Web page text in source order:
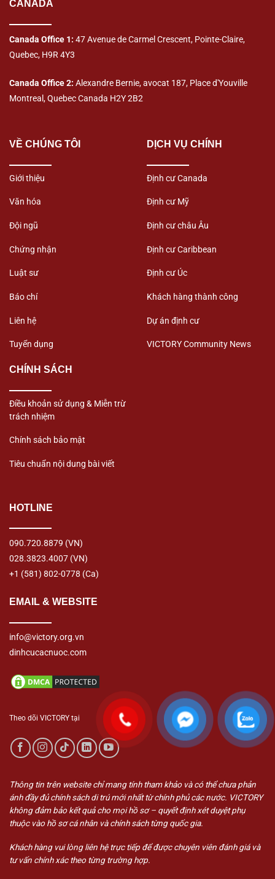
CANADA
Canada Office 1: 47 Avenue de Carmel Crescent, Pointe-Claire,
Quebec, H9R 4Y3
Canada Office 2: Alexandre Bernie, avocat 187, Place d'Youville
Montreal, Quebec Canada H2Y 2B2
VỀ CHÚNG TÔI
Giới thiệu
Văn hóa
Đội ngũ
Chứng nhận
Luật sư
Báo chí
Liên hệ
Tuyển dụng
CHÍNH SÁCH
Điều khoản sử dụng & Miễn trừ
trách nhiệm
Chính sách bảo mật
Tiêu chuẩn nội dung bài viết
DỊCH VỤ CHÍNH
Định cư Canada
Định cư Mỹ
Định cư châu Âu
Định cư Caribbean
Định cư Úc
Khách hàng thành công
Dự án định cư
VICTORY Community News
HOTLINE
090.720.8879 (VN)
028.3823.4007 (VN)
+1 (581) 802-0778 (Ca)
EMAIL & WEBSITE
info@victory.org.vn
dinhcucacnuoc.com
Theo dõi VICTORY tại
Thông tin trên website chỉ mang tính tham khảo và có thể chưa phản
ánh đầy đủ chính sách di trú mới nhất từ chính phủ các nước. VICTORY
không đảm bảo kết quả cho mọi hồ sơ – quyết định xét duyệt phụ
thuộc vào hồ sơ cá nhân và chính sách từng quốc gia.
Khách hàng vui lòng liên hệ trực tiếp để được chuyên viên đánh giá và
tư vấn chính xác theo từng trường hợp.